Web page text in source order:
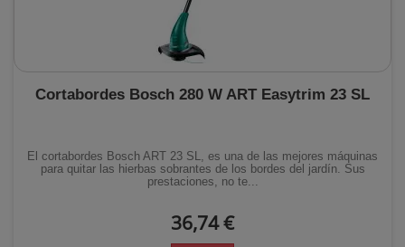
Cortabordes Bosch 280 W ART Easytrim 23 SL
El cortabordes Bosch ART 23 SL, es una de las mejores máquinas
para quitar las hierbas sobrantes de los bordes del jardín. Sus
prestaciones, no te...
36,74 €